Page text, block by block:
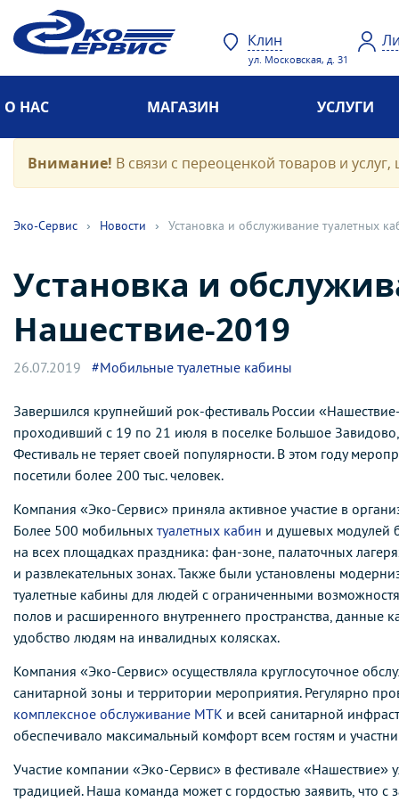
Клин
ул. Московская, д. 31
О НАС МАГАЗИН УСЛУГИ
Внимание! В связи с переоценкой товаров и
Эко-Cервис › Новости › Установка и обслуживание туалетных
Установка и
Нашествие-2019
26.07.2019 #Мобильные туалетные кабины
Завершился крупнейший рок-фестиваль России
проходивший с 19 по 21 июля в поселке Большое Завидово,
Фестиваль не теряет своей популярности. В этом году
посетили более 200 тыс. человек.
Компания «Эко-Сервис» приняла активное участие в
Более 500 мобильных туалетных кабин и душевых модулей
на всех площадках праздника: фан-зоне, палаточных
и развлекательных зонах. Также были установлены
туалетные кабины для людей с ограниченными
полов и расширенного внутреннего пространства, данные
удобство людям на инвалидных колясках.
Компания «Эко-Сервис» осуществляла круглосуточное
санитарной зоны и территории мероприятия. Регулярно
комплексное обслуживание МТК и всей санитарной
обеспечивало максимальный комфорт всем гостям и
Участие компании «Эко-Сервис» в фестивале «Нашествие»
традицией. Наша команда может с гордостью заявить, что с